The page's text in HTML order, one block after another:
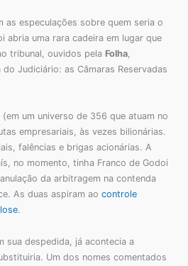
as especulações sobre quem seria o
abria uma rara cadeira em lugar que
tribunal, ouvidos pela Folha
Judiciário: as Câmaras Reservadas
um universo de 356 que atuam no
empresariais, às vezes bilionárias.
falências e brigas acionárias. A
no momento, tinha Franco de Godoi
da arbitragem na contenda
As duas aspiram ao controle
.
sua despedida, já acontecia a
Um dos nomes comentados